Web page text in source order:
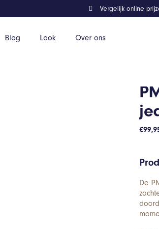
Blog Look Over ons
Vergelijk online
€
De